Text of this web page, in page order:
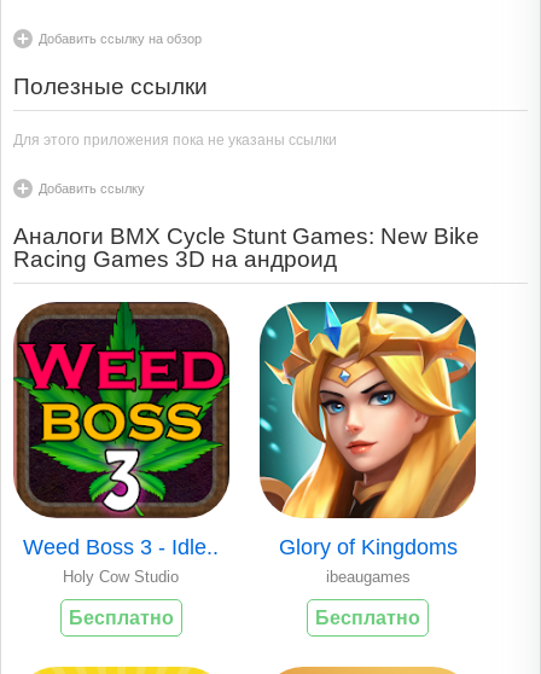
Добавить ссылку на обзор
Полезные ссылки
Для этого приложения пока не указаны ссылки
Добавить ссылку
Аналоги BMX Cycle Stunt Games: New Bike
Racing Games 3D на андроид
Weed Boss 3 - Idle..
Holy Cow Studio
Бесплатно
Glory of Kingdoms
ibeaugames
Бесплатно